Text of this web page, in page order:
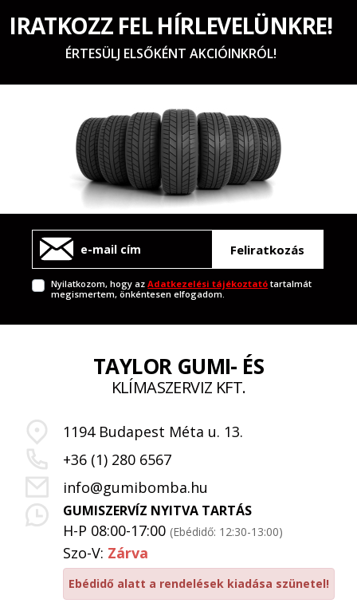
IRATKOZZ FEL HÍRLEVELÜNKRE!
ÉRTESÜLJ ELSŐKÉNT AKCIÓINKRÓL!
Feliratkozás
Nyilatkozom, hogy azAdatkezelési tájékoztató tartalmát
megismertem, önkéntesen elfogadom.
TAYLOR GUMI- ÉS
KLÍMASZERVIZ KFT.
1194 Budapest Méta u. 13.
+36 (1) 280 6567
info@gumibomba.hu
GUMISZERVÍZ NYITVA TARTÁS
H-P 08:00-17:00 (Ebédidő: 12:30-13:00)
Szo-V: Zárva
Ebédidő alatt a rendelések kiadása szünetel!